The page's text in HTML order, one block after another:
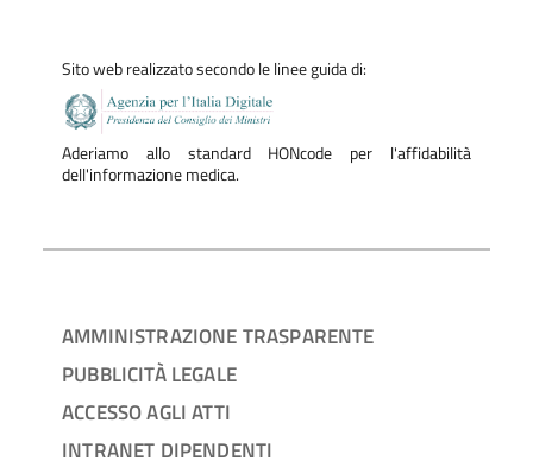
Sito web realizzato secondo le linee guida di:
Aderiamo allo standard HONcode per l'affidabilità
dell'informazione medica.
AMMINISTRAZIONE TRASPARENTE
PUBBLICITÀ LEGALE
ACCESSO AGLI ATTI
INTRANET DIPENDENTI